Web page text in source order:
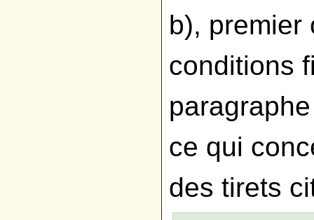
b), premier
conditions
ce qui
des tirets